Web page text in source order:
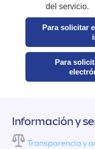
del servicio.
Para solicitar
Para
Información y
Transparencia y